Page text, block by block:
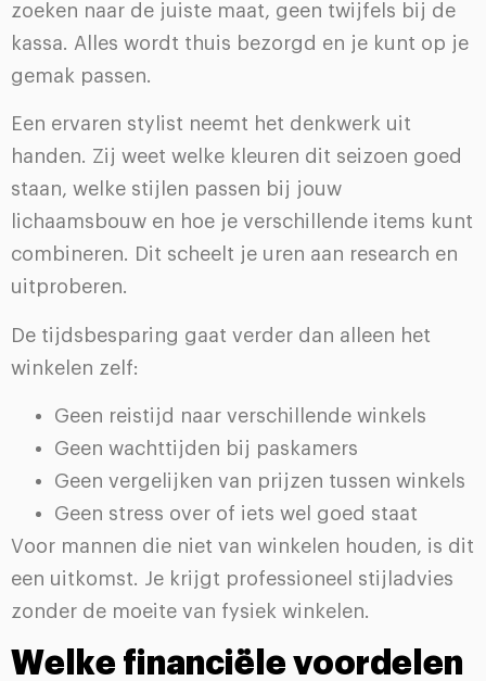
zoeken naar de juiste maat, geen twijfels bij de
kassa. Alles wordt thuis bezorgd en je kunt op je
gemak passen.
Een ervaren stylist neemt het denkwerk uit
handen. Zij weet welke kleuren dit seizoen goed
staan, welke stijlen passen bij jouw
lichaamsbouw en hoe je verschillende items kunt
combineren. Dit scheelt je uren aan research en
uitproberen.
De tijdsbesparing gaat verder dan alleen het
winkelen zelf:
Geen reistijd naar verschillende winkels
Geen wachttijden bij paskamers
Geen vergelijken van prijzen tussen winkels
Geen stress over of iets wel goed staat
Voor mannen die niet van winkelen houden, is dit
een uitkomst. Je krijgt professioneel stijladvies
zonder de moeite van fysiek winkelen.
Welke financiële voordelen